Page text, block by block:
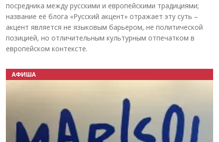
посредника между русскими и европейскими традициями;
название её блога «Русский акцент» отражает эту суть –
акцент является не языковым барьером, не политической
позицией, но отличительным культурным отпечатком в
европейском контексте.
АФИША